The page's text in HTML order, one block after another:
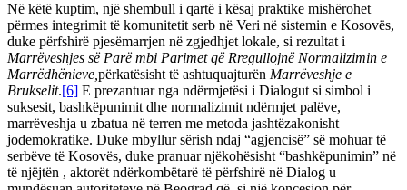
Në këtë kuptim, një shembull i qartë i kësaj praktike mishërohet
përmes integrimit të komunitetit serb në Veri në sistemin e Kosovës,
duke përfshirë pjesëmarrjen në zgjedhjet lokale, si rezultat i
Marrëveshjes së Parë mbi Parimet që Rregullojnë Normalizimin e
Marrëdhënieve,përkatësisht të ashtuquajturën Marrëveshje e
Brukselit.[6] E prezantuar nga ndërmjetësi i Dialogut si simbol i
suksesit, bashkëpunimit dhe normalizimit ndërmjet palëve,
marrëveshja u zbatua në terren me metoda jashtëzakonisht
jodemokratike. Duke mbyllur sërish ndaj “agjencisë” së mohuar të
serbëve të Kosovës, duke pranuar njëkohësisht “bashkëpunimin” në
të njëjtën , aktorët ndërkombëtarë të përfshirë në Dialog u